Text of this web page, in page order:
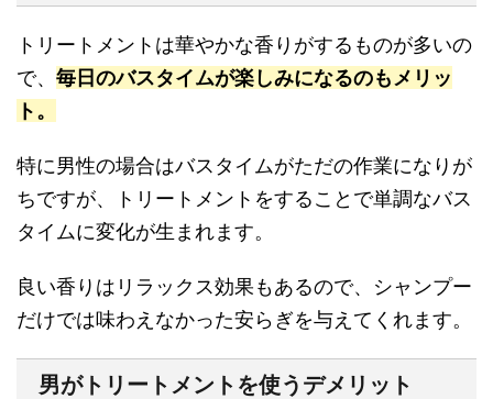
トリートメントは華やかな香りがするものが多いの
で、 毎日のバスタイムが楽しみになるのもメリッ
ト。
特に男性の場合はバスタイムがただの作業になりが
ちですが、トリートメントをすることで単調なバス
タイムに変化が生まれます。
良い香りはリラックス効果もあるので、シャンプー
だけでは味わえなかった安らぎを与えてくれます。
男がトリートメントを使うデメリット